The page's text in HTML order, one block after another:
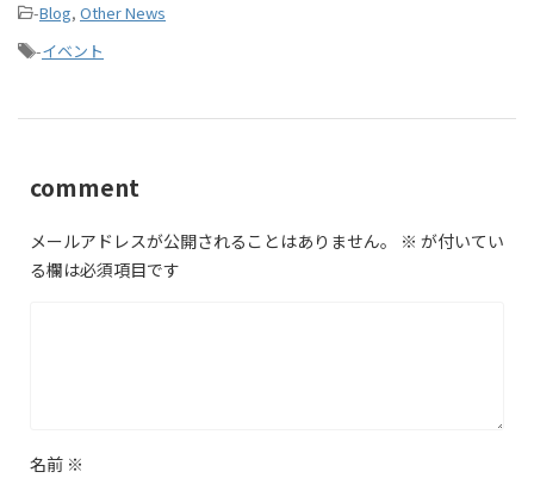
-Blog, Other News
-イベント
comment
メールアドレスが公開されることはありません。 ※ が付いてい
る欄は必須項目です
名前 ※